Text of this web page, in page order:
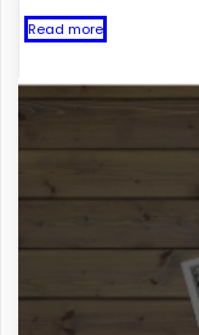
Read more